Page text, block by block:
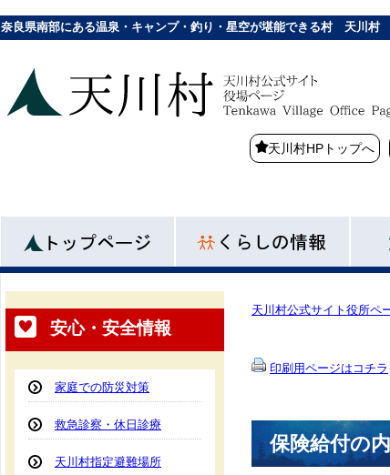
奈良県南部にある温泉・キャンプ・釣り・星空が堪能できる村 天川村
天川村HPトップへ
安心・安全情報
家庭での防災対策
救急診察・休日診療
天川村指定避難場所
天川村公式サイト役所ペ
印刷用ページはコチラ
保険給付の